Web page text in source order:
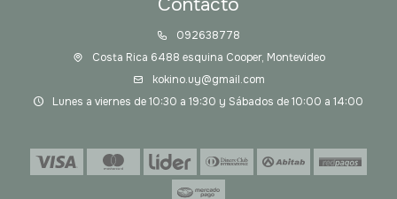
092638778
Costa Rica 6488 esquina Cooper, Montevideo
kokino.uy@gmail.com
Lunes a viernes de 10:30 a 19:30 y Sábados de 10:00 a 14:00